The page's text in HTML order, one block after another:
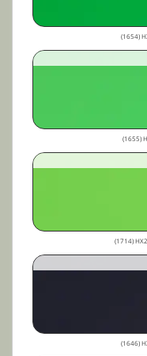
(1654)
(1655)
(1714)
(1646)